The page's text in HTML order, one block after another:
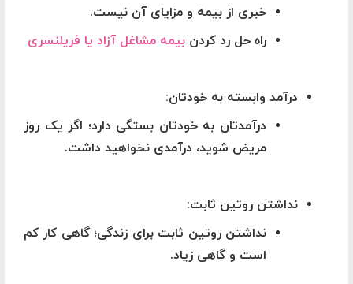
خبری از بیمه و مزایای آن نیست.
راه حل رد کردن بیمه مشاغل آزاد یا فریلنسری
درآمد وابسته به خودتان:
درآمدتان به خودتان بستگی دارد؛ اگر یک روز
مریض شوید، درآمدی نخواهید داشت.
نداشتن روتین ثابت:
نداشتن روتین ثابت برای زندگی؛ گاهی کار کم
است و گاهی زیاد.